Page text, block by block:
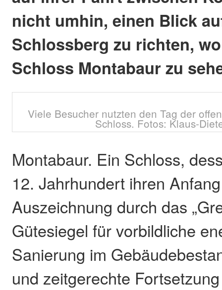
nicht umhin, einen Blick
Schlossberg zu richten,
Schloss Montabaur zu
Viele Besucher nutzten den Tag der
Schloss. Fotos: Klaus-
Montabaur. Ein Schloss,
12. Jahrhundert ihren
Auszeichnung durch das
Gütesiegel für vorbildliche
Sanierung im
und zeitgerechte